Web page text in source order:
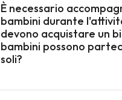
È necessario
bambini durante
devono acquistare un
bambini possono
soli?